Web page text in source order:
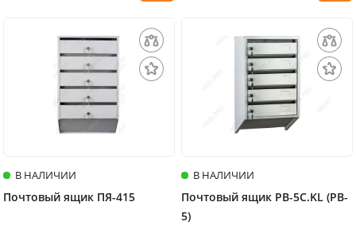
В НАЛИЧИИ
Почтовый ящик ПЯ-415
В НАЛИЧИИ
Почтовый ящик PB-5C.KL (PB-
5)